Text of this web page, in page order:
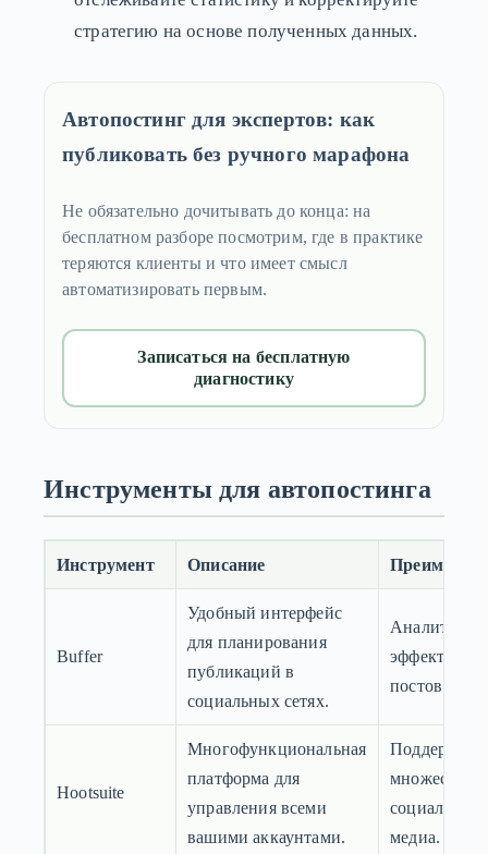
стратегию на основе полученных данных.
Автопостинг для экспертов: как
публиковать без ручного марафона
Не обязательно дочитывать до конца: на
бесплатном разборе посмотрим, где в практике
теряются клиенты и что имеет смысл
автоматизировать первым.
Записаться на бесплатную
диагностику
Инструменты для автопостинга
Инструмент Описание
Buffer
Удобный интерфейс
для планирования
публикаций в
социальных сетях.
Аналитика
постов.
Hootsuite
Многофункциональная
платформа для
управления всеми
вашими аккаунтами.
Поддержка
множества
социальных
медиа.